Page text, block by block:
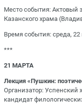
Место события: Актовый
Казанского храма
Время события: среда, 22
***
21 МАРТА
Лекция «Пушкин:
Организатор: Успенский
кандидат